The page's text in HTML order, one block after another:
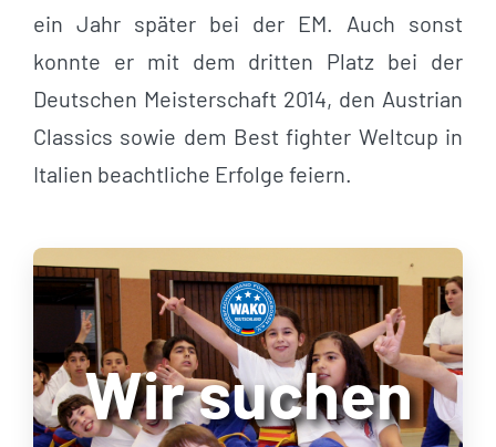
ein Jahr später bei der EM. Auch sonst
konnte er mit dem dritten Platz bei der
Deutschen Meisterschaft 2014, den Austrian
Classics sowie dem Best fighter Weltcup in
Italien beachtliche Erfolge feiern.
Wir suchen